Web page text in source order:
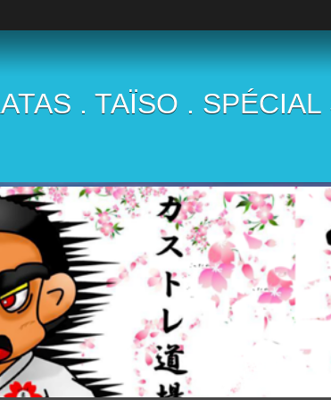
. TAÏSO . SPÉCIAL